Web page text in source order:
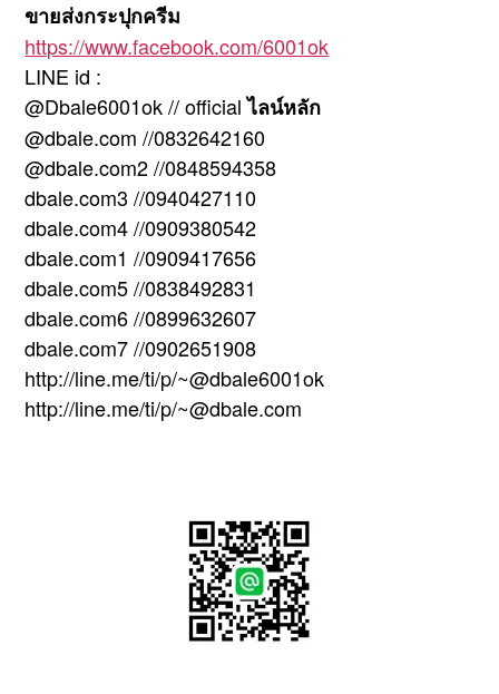
ขายส่งกระปุกครีม
https://www.facebook.com/6001ok
LINE id :
@Dbale6001ok // officialไลน์หลัก
@dbale.com //0832642160
@dbale.com2 //0848594358
dbale.com3 //0940427110
dbale.com4 //0909380542
dbale.com1 //0909417656
dbale.com5 //0838492831
dbale.com6 //0899632607
dbale.com7 //0902651908
http://line.me/ti/p/~@dbale6001ok
http://line.me/ti/p/~@dbale.com